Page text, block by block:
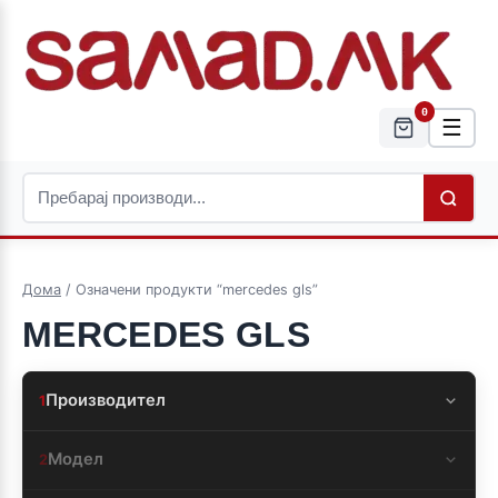
0
☰
Дома / Означени продукти “mercedes gls”
MERCEDES GLS
1Производител
2Модел